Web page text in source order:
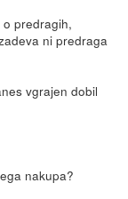
predragih,
ni predraga
vgrajen dobil
nakupa?